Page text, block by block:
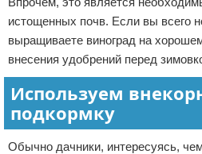
истощенных почв. Если вы всего
выращиваете виноград на
внесения удобрений перед
Используем
подкормку
Обычно дачники, интересуясь,